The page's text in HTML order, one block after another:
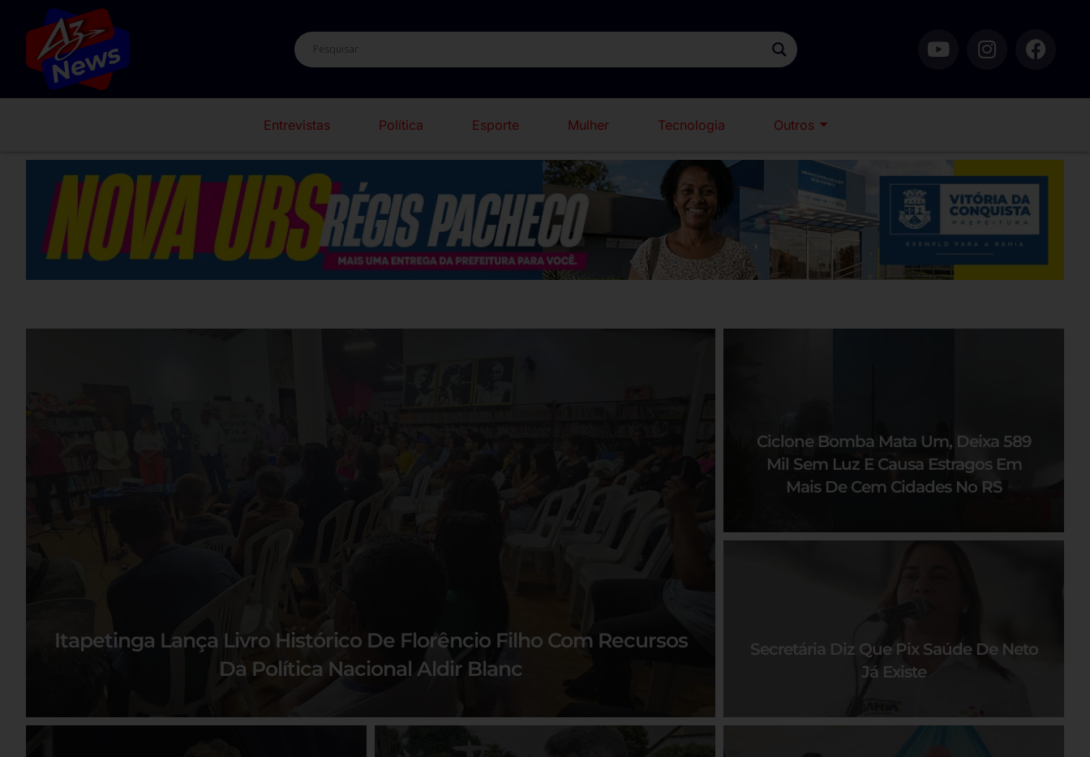
Entrevistas Política Esporte Mulher Tecnologia Outros
Itapetinga Lança Livro Histórico De Florêncio Filho Com Recursos
Da Política Nacional Aldir Blanc
Ciclone Bomba Mata Um, Deixa 589
Mil Sem Luz E Causa Estragos Em
Mais De Cem Cidades No RS
Secretária Diz Que Pix Saúde De Neto
Já Existe